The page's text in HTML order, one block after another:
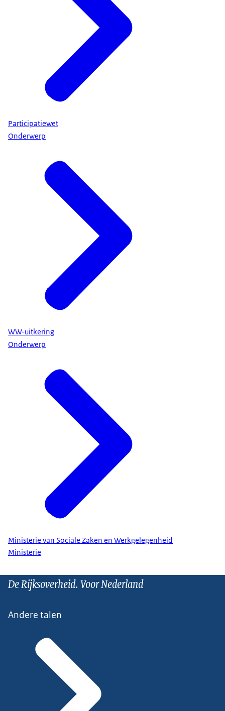
Participatiewet
Onderwerp
WW-uitkering
Onderwerp
Ministerie van Sociale Zaken en Werkgelegenheid
Ministerie
De Rijksoverheid. Voor Nederland
Andere talen